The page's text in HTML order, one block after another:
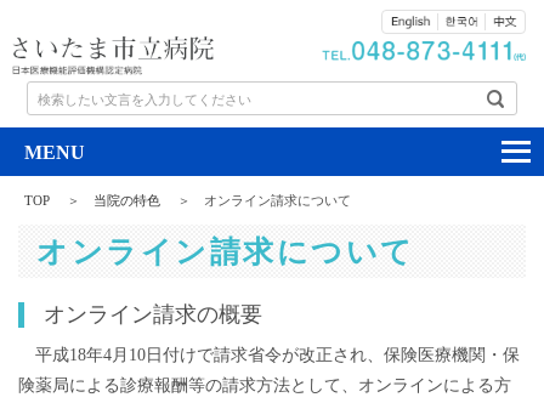
検索したい文言を入力してください
TOP 当院の特色 オンライン請求について
オンライン請求について
オンライン請求の概要
平成18年4月10日付けで請求省令が改正され、保険医療機関・保
険薬局による診療報酬等の請求方法として、オンラインによる方